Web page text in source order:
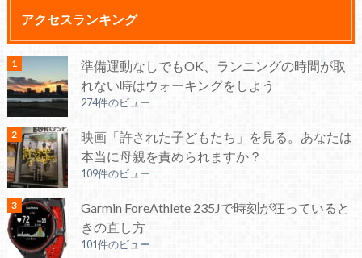
アクセスランキング
準備運動なしでもOK、ランニングの時間が取
れない時はウォーキングをしよう
274件のビュー
映画「許された子どもたち」を見る。あなたは
本当に母親を責められますか？
109件のビュー
Garmin ForeAthlete 235Jで時刻が狂っていると
きの直し方
101件のビュー